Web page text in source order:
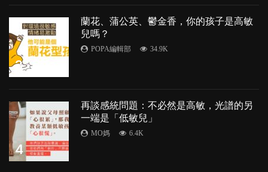
3
蘭花、蒲公英、鬱金香，你的孩子是高敏
兒嗎？
POPA編輯部 34.9K
4
再談感統問題：不必然是高敏，光譜的另
一端是「低敏兒」
MO媽 6.4K